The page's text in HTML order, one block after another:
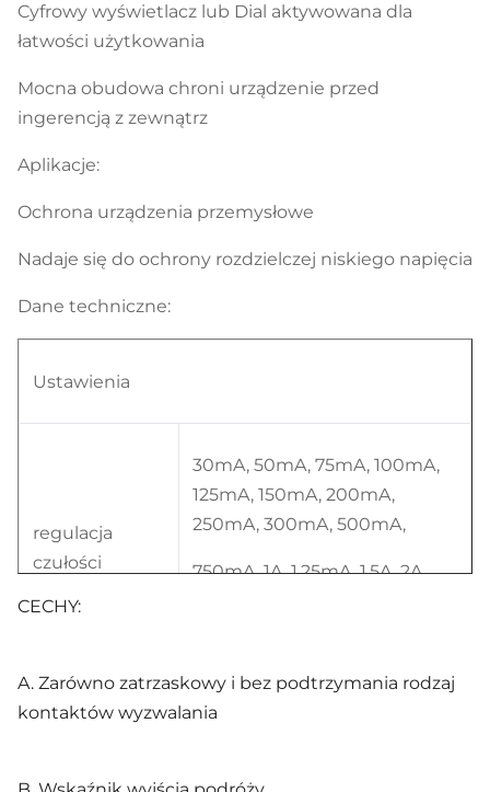
Cyfrowy wyświetlacz lub Dial aktywowana dla
łatwości użytkowania
Mocna obudowa chroni urządzenie przed
ingerencją z zewnątrz
Aplikacje:
Ochrona urządzenia przemysłowe
Nadaje się do ochrony rozdzielczej niskiego napięcia
Dane techniczne:
Ustawienia
regulacja
czułości
30mA, 50mA, 75mA, 100mA,
125mA, 150mA, 200mA,
250mA, 300mA, 500mA,
750mA, 1A, 1.25mA, 1.5A, 2A,
Precyzja ± 5%
CECHY:
A. Zarówno zatrzaskowy i bez podtrzymania rodzaj
kontaktów wyzwalania